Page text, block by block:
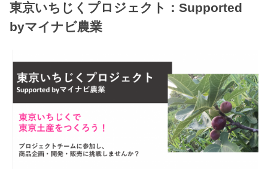
東京いちじくプロジェクト：Supported
byマイナビ農業